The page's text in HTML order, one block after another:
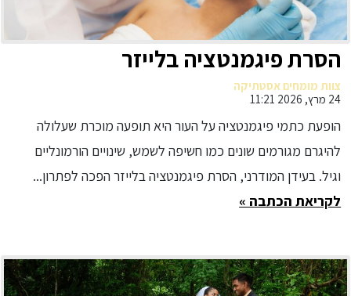
הסרת פיגמנטציה בלייזר
צוות מומחים אסטתיקה
24 מרץ, 2026 11:21
הופעת כתמי פיגמנטציה על העור היא תופעה מוכרת שעלולה
להיגרם מגורמים שונים כמו חשיפה לשמש, שינויים הורמונליים
וגיל. בעידן המודרני, הסרת פיגמנטציה בלייזר הפכה לפתרון...
לקריאת הכתבה »